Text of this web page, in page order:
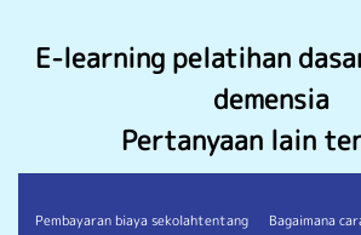
E-learning pelatihan
demensia
Pertanyaan lain
Pembayaran biaya sekolahtentang Bagaimana